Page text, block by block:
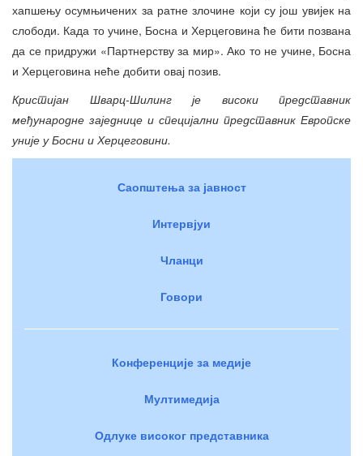
хапшењу осумњичених за ратне злочине који су још увијек на
слободи. Када то учине, Босна и Херцеговина ће бити позвана
да се придружи «Партнерству за мир». Ако то не учине, Босна
и Херцеговина неће добити овај позив.
Кристијан Шварц-Шилинг је високи представник
међународне заједнице и специјални представник Европске
уније у Босни и Херцеговини.
Саопштења за јавност
Интервјуи
Чланци
Говори
Конференције за медије
Мултимедија
Одлуке високог представника